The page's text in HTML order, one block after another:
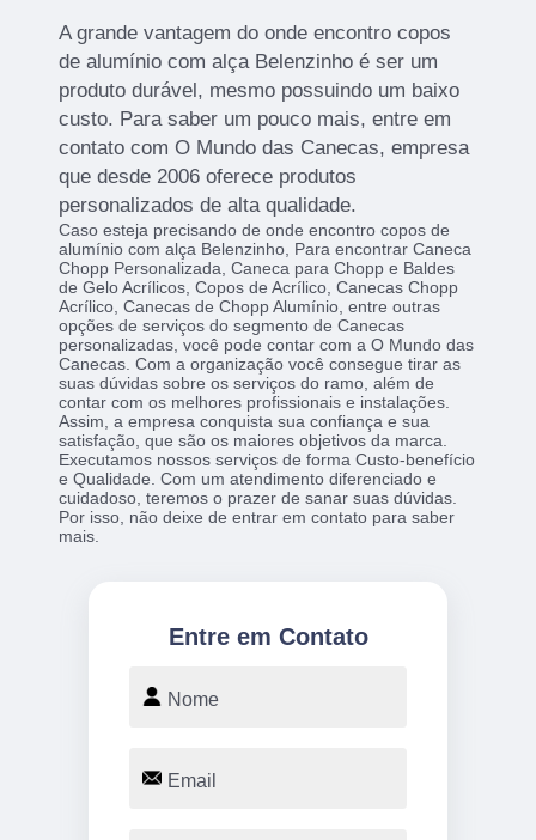
A grande vantagem do onde encontro copos
de alumínio com alça Belenzinho é ser um
produto durável, mesmo possuindo um baixo
custo. Para saber um pouco mais, entre em
contato com O Mundo das Canecas, empresa
que desde 2006 oferece produtos
personalizados de alta qualidade.
Caso esteja precisando de onde encontro copos de
alumínio com alça Belenzinho, Para encontrar Caneca
Chopp Personalizada, Caneca para Chopp e Baldes
de Gelo Acrílicos, Copos de Acrílico, Canecas Chopp
Acrílico, Canecas de Chopp Alumínio, entre outras
opções de serviços do segmento de Canecas
personalizadas, você pode contar com a O Mundo das
Canecas. Com a organização você consegue tirar as
suas dúvidas sobre os serviços do ramo, além de
contar com os melhores profissionais e instalações.
Assim, a empresa conquista sua confiança e sua
satisfação, que são os maiores objetivos da marca.
Executamos nossos serviços de forma Custo-benefício
e Qualidade. Com um atendimento diferenciado e
cuidadoso, teremos o prazer de sanar suas dúvidas.
Por isso, não deixe de entrar em contato para saber
mais.
Entre em Contato